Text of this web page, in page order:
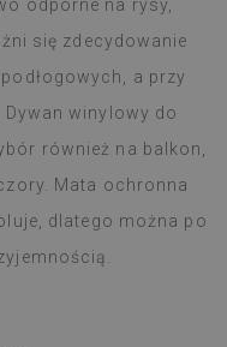
odporne na rysy,
się zdecydowanie
a przy
winylowy do
również na balkon,
Mata ochronna
dlatego można po